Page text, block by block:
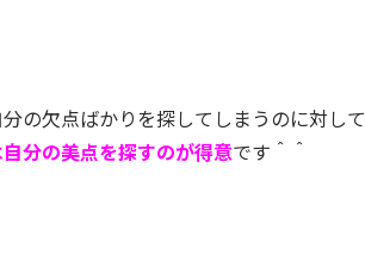
の欠点ばかりを探してしまうのに対して
分の美点を探すのが得意です＾＾